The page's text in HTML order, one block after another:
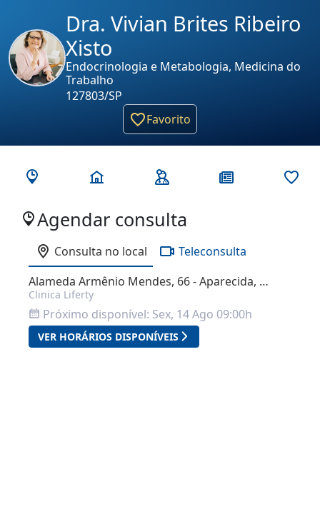
Dra. Vivian Brites Ribeiro
Xisto
Endocrinologia e Metabologia, Medicina do
Trabalho
127803/SP
Favorito
Agendar consulta